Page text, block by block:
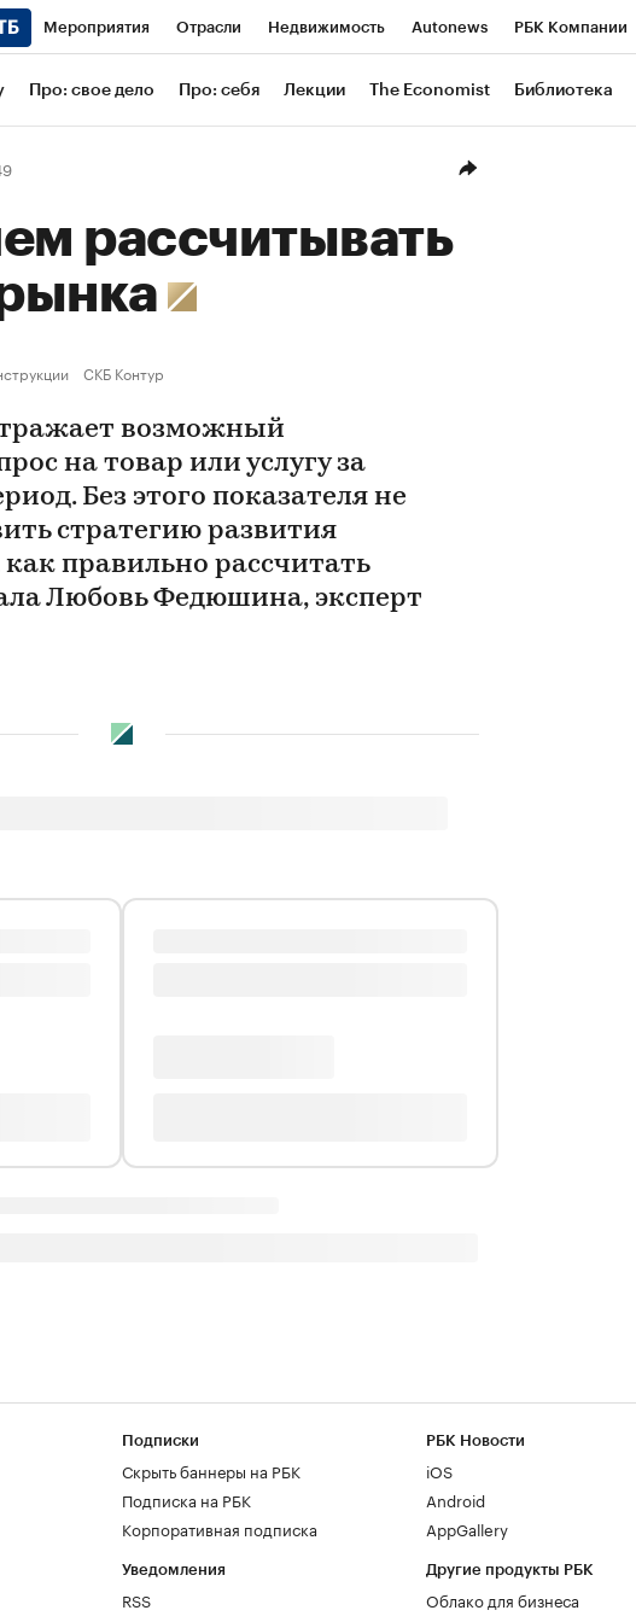
Мероприятия Отрасли Недвижимость Autonews РБК Компании
РБК Life Тренды Визионеры Национальные
Про: свое дело Про: себя Лекции The Economist Библиотека
рассчитывать
СКБ Контур
возможный
на товар или услугу за
Без этого показателя не
стратегию развития
правильно рассчитать
Любовь Федюшина, эксперт
Подписки
Скрыть баннеры на РБК
Подписка на РБК
Корпоративная подписка
Уведомления
RSS
РБК Новости
iOS
Android
AppGallery
Другие продукты РБК
Облако для бизнеса